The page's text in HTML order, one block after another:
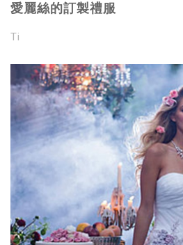
愛麗絲的訂製禮服
Ti